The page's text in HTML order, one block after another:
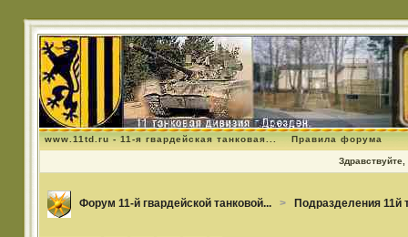
www.11td.ru - 11-я гвардейская танковая... Правила форума
Здравствуйте,
Форум 11-й гвардейской танковой... > Подразделения 11й